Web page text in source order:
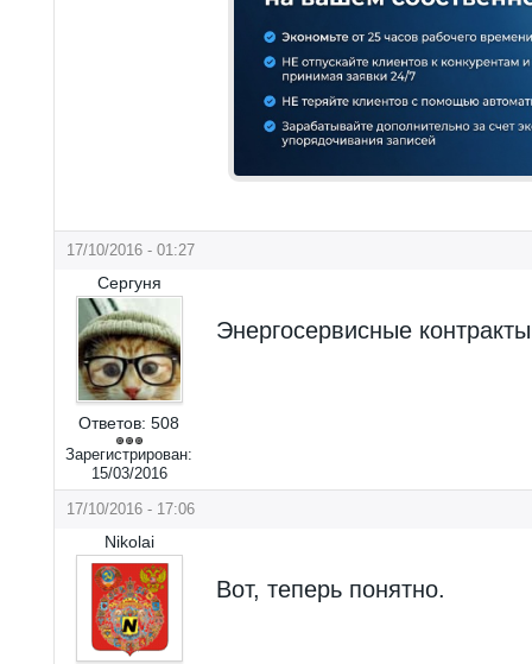
17/10/2016 - 01:27
Сергуня
Ответов: 508
Зарегистрирован:
15/03/2016
Энергосервисные контракты
17/10/2016 - 17:06
Nikolai
Вот, теперь понятно.